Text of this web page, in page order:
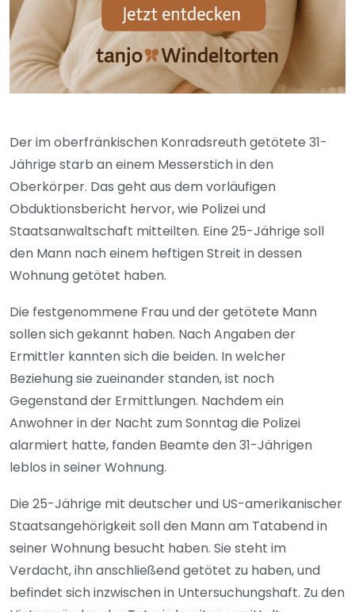
Der im oberfränkischen Konradsreuth getötete 31-
Jährige starb an einem Messerstich in den
Oberkörper. Das geht aus dem vorläufigen
Obduktionsbericht hervor, wie Polizei und
Staatsanwaltschaft mitteilten. Eine 25-Jährige soll
den Mann nach einem heftigen Streit in dessen
Wohnung getötet haben.
Die festgenommene Frau und der getötete Mann
sollen sich gekannt haben. Nach Angaben der
Ermittler kannten sich die beiden. In welcher
Beziehung sie zueinander standen, ist noch
Gegenstand der Ermittlungen. Nachdem ein
Anwohner in der Nacht zum Sonntag die Polizei
alarmiert hatte, fanden Beamte den 31-Jährigen
leblos in seiner Wohnung.
Die 25-Jährige mit deutscher und US-amerikanischer
Staatsangehörigkeit soll den Mann am Tatabend in
seiner Wohnung besucht haben. Sie steht im
Verdacht, ihn anschließend getötet zu haben, und
befindet sich inzwischen in Untersuchungshaft. Zu den